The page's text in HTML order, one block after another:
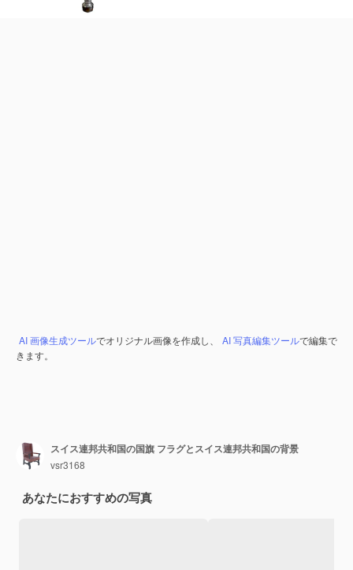
AI 画像生成ツールでオリジナル画像を作成し、 AI 写真編集ツールで編集で
きます。
スイス連邦共和国の国旗 フラグとスイス連邦共和国の背景
vsr3168
あなたにおすすめの写真